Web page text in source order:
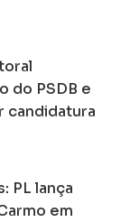
do PSDB e
candidatura
PL lança
em